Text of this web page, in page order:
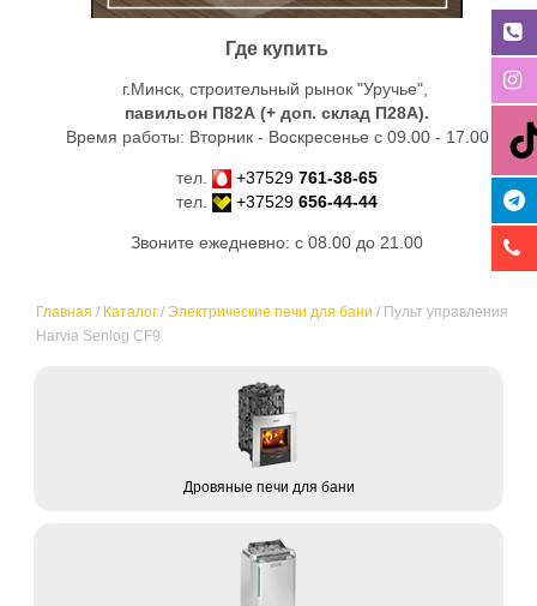
Главная / Каталог / Электрические печи для бани / Пульт управления
Harvia Senlog CF9
Дровяные печи для бани
Где купить
г.Минск, строительный рынок "Уручье",
павильон П82А (+ доп. склад П28А).
Время работы: Вторник - Воскресенье с 09.00 - 17.00
тел. +37529 761-38-65
тел.
+37529 656-44-44
Звоните ежедневно: с 08.00 до 21.00